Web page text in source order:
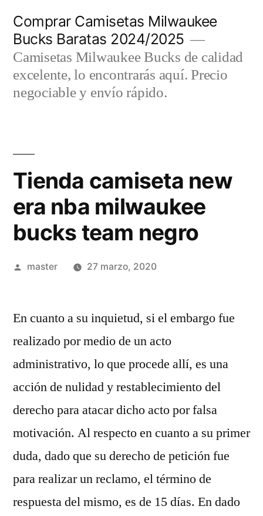
contenido
Comprar Camisetas Milwaukee
Bucks Baratas 2024/2025
Camisetas Milwaukee Bucks de calidad
excelente, lo encontrarás aquí. Precio
negociable y envío rápido.
Tienda camiseta new
era nba milwaukee
bucks team negro
Publicado
master 27 marzo, 2020
En cuanto a su inquietud, si el embargo fue
realizado por medio de un acto
administrativo, lo que procede allí, es una
acción de nulidad y restablecimiento del
derecho para atacar dicho acto por falsa
motivación. Al respecto en cuanto a su primer
duda, dado que su derecho de petición fue
para realizar un reclamo, el término de
respuesta del mismo, es de 15 días. En dado